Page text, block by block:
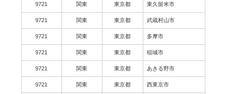
9721 関東 東京都 東久留米市
9721 関東 東京都 武蔵村山市
9721 関東 東京都 多摩市
9721 関東 東京都 稲城市
9721 関東 東京都 あきる野市
9721 関東 東京都 西東京市